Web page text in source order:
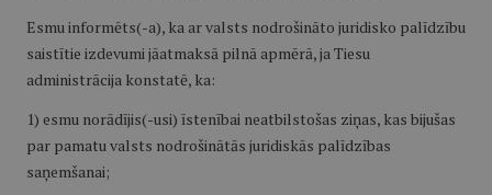
Esmu informēts(-a), ka ar valsts nodrošināto juridisko palīdzību
saistītie izdevumi jāatmaksā pilnā apmērā, ja Tiesu
administrācija konstatē, ka:
1) esmu norādījis(-usi) īstenībai neatbilstošas ziņas, kas bijušas
par pamatu valsts nodrošinātās juridiskās palīdzības
saņemšanai;